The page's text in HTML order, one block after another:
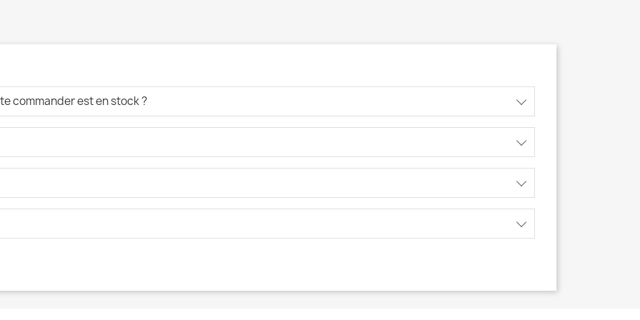
commander est en stock ?